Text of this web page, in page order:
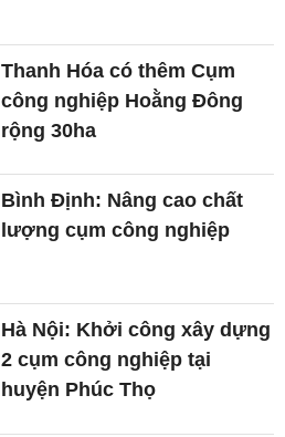
Thanh Hóa có thêm Cụm
công nghiệp Hoằng Đông
rộng 30ha
Bình Định: Nâng cao chất
lượng cụm công nghiệp
Hà Nội: Khởi công xây dựng
2 cụm công nghiệp tại
huyện Phúc Thọ